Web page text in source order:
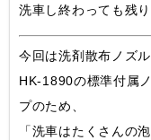
洗車し終わっても残
今回は洗剤散布ノズ
HK-1890の標準付属
プのため、
「洗車はたくさんの